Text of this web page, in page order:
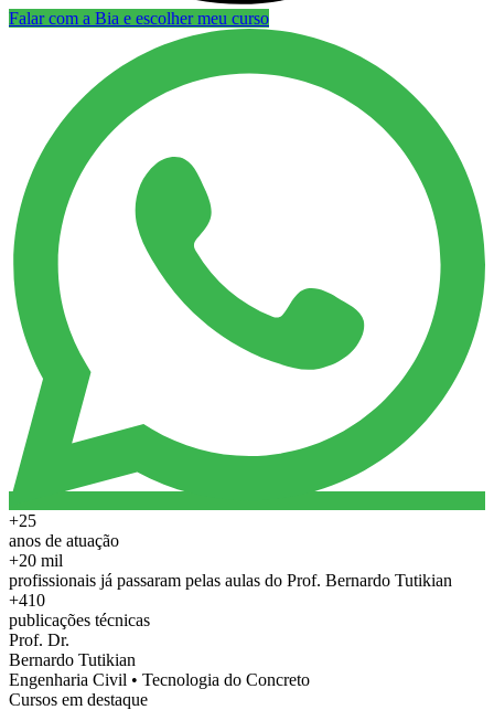
Falar com a Bia e escolher meu curso
+25
anos de atuação
+20 mil
profissionais já passaram pelas aulas do Prof. Bernardo Tutikian
+410
publicações técnicas
Prof. Dr.
Bernardo Tutikian
Engenharia Civil • Tecnologia do Concreto
Cursos em destaque